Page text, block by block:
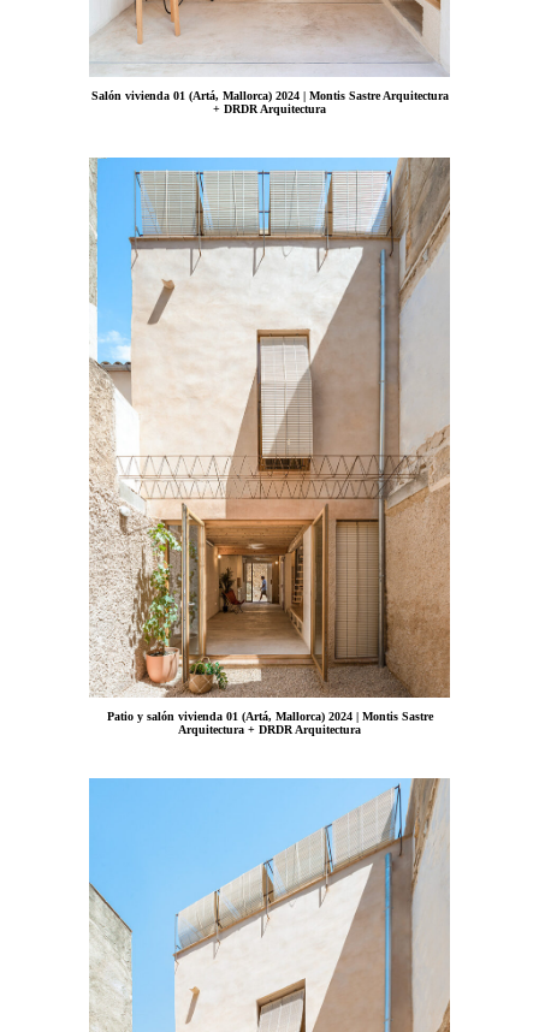
Salón vivienda 01 (Artá, Mallorca) 2024 | Montis Sastre Arquitectura
+ DRDR Arquitectura
Patio y salón vivienda 01 (Artá, Mallorca) 2024 | Montis Sastre
Arquitectura + DRDR Arquitectura